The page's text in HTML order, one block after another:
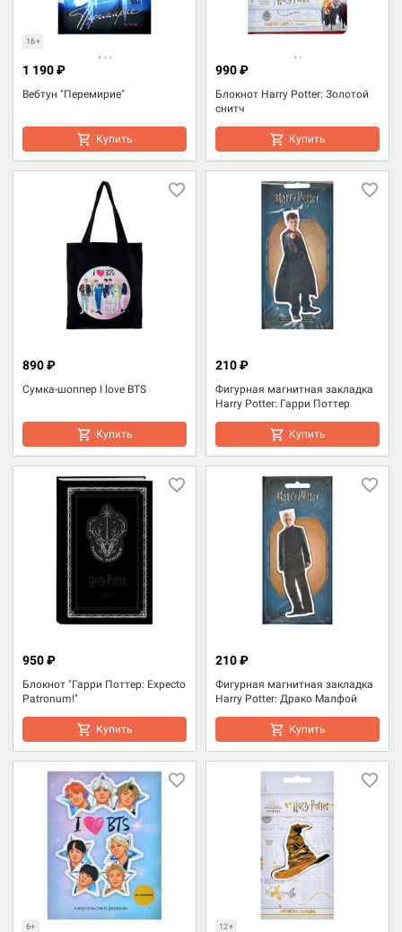
16+
Вебтун "Перемирие"
1 190 ₽
Купить
Блокнот Harry Potter: Золотой
снитч
990 ₽
Купить
Сумка-шоппер I love BTS
890 ₽
Купить
Фигурная магнитная закладка
Harry Potter: Гарри Поттер
210 ₽
Купить
Блокнот "Гарри Поттер: Expecto
Patronum!"
950 ₽
Купить
Фигурная магнитная закладка
Harry Potter: Драко Малфой
210 ₽
Купить
6+ 12+